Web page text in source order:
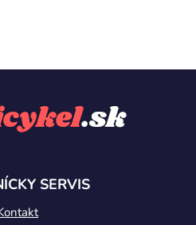
SERVIS